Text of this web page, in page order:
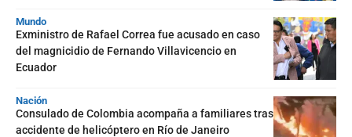
Mundo
Exministro de Rafael Correa fue acusado en caso
del magnicidio de Fernando Villavicencio en
Ecuador
Nación
Consulado de Colombia acompaña a familiares tras
accidente de helicóptero en Río de Janeiro